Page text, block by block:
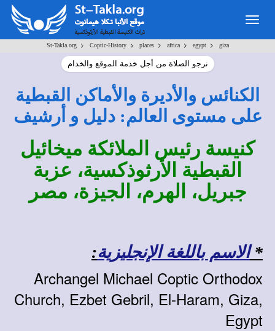
St-Takla.org> Coptic-History> places> africa> egypt> giza
نرجو الصلاة من أجل خدمة الموقع والخدام
الكنائس والأديرة والأماكن القبطية
على مستوى العالم: دليل و أرشيف
كنيسة رئيس الملائكة ميخائيل
القبطية الأرثوذكسية، عزبة
جبريل، الهرم، الجيزة، مصر
*الاسم باللغة الإنجليزية:
Archangel Michael Coptic Orthodox
Church, Ezbet Gebril, El-Haram, Giza,
Egypt